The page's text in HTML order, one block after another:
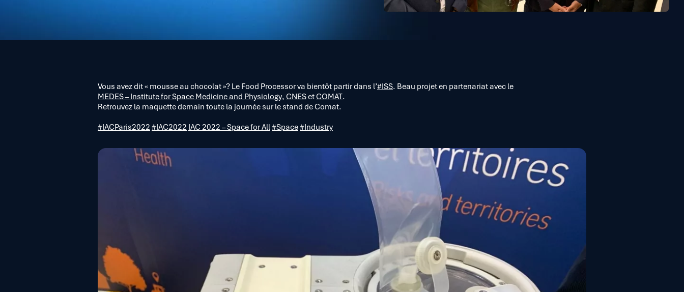
Vous avez dit « mousse au chocolat »? Le Food Processor va bientôt partir dans l’#ISS. Beau projet en partenariat avec le
MEDES – Institute for Space Medicine and Physiology, CNESetCOMAT.
Retrouvez la maquette demain toute la journée sur le stand de Comat.
#IACParis2022 #IAC2022 IAC 2022 – Space for All#Space#Industry